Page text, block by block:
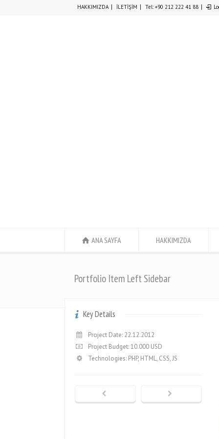
HAKKIMIZDA İLETİŞİM Tel: +90 212 222 41 88
ANA SAYFA HAKKIMIZDA
Portfolio Item Left Sidebar
Key Details
Project Date: 22.12.2012
Project Budget: 10.000 USD
Technologies: PHP, HTML, CSS, JS